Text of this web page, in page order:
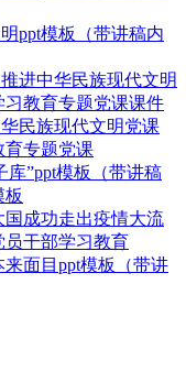
ppt模板（带讲稿内
进中华民族现代文明
教育专题党课课件
民族现代文明党课
育专题党课
库”ppt模板（带讲稿
板
国成功走出疫情大流
员干部学习教育
面目ppt模板（带讲